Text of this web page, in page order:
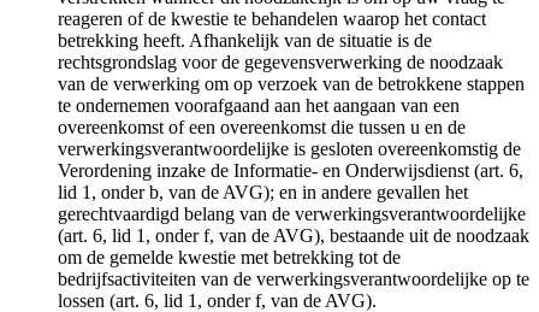
reageren of de kwestie te behandelen waarop het contact
betrekking heeft. Afhankelijk van de situatie is de
rechtsgrondslag voor de gegevensverwerking de noodzaak
van de verwerking om op verzoek van de betrokkene stappen
te ondernemen voorafgaand aan het aangaan van een
overeenkomst of een overeenkomst die tussen u en de
verwerkingsverantwoordelijke is gesloten overeenkomstig de
Verordening inzake de Informatie- en Onderwijsdienst (art. 6,
lid 1, onder b, van de AVG); en in andere gevallen het
gerechtvaardigd belang van de verwerkingsverantwoordelijke
(art. 6, lid 1, onder f, van de AVG), bestaande uit de noodzaak
om de gemelde kwestie met betrekking tot de
bedrijfsactiviteiten van de verwerkingsverantwoordelijke op te
lossen (art. 6, lid 1, onder f, van de AVG).